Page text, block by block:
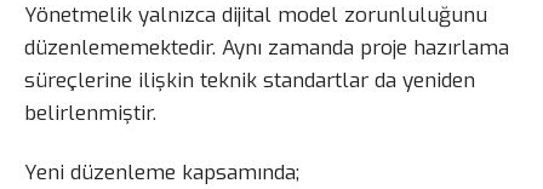
Yönetmelik yalnızca dijital model zorunluluğunu
düzenlememektedir. Aynı zamanda proje hazırlama
süreçlerine ilişkin teknik standartlar da yeniden
belirlenmiştir.
Yeni düzenleme kapsamında;